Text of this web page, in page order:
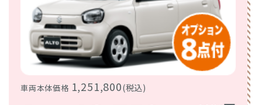
車両本体価格 1,251,800(税込)